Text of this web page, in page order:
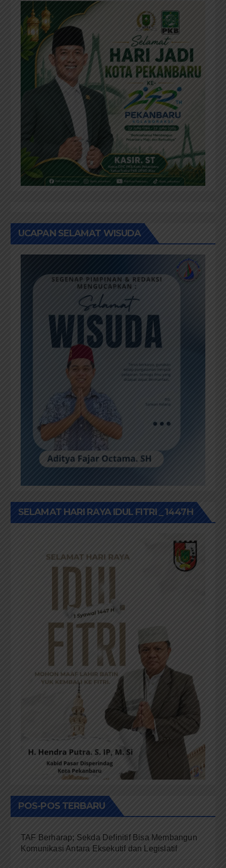
UCAPAN SELAMAT WISUDA
SELAMAT HARI RAYA IDUL FITRI _ 1447H
POS-POS TERBARU
TAF Berharap; Sekda Definitif Bisa Membangun
Komunikasi Antara Eksekutif dan Legislatif